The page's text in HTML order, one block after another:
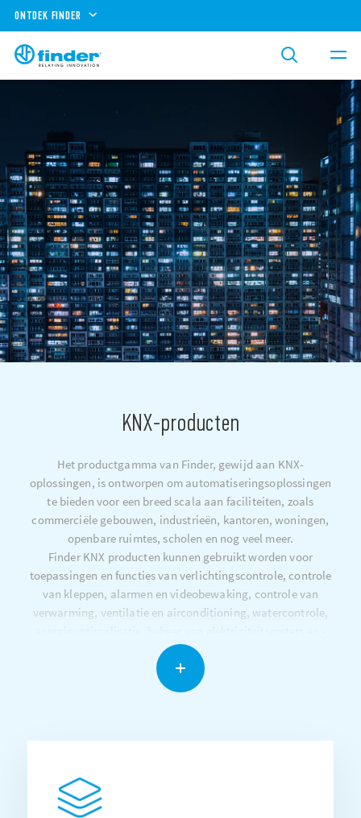
ONTDEK FINDER
KNX-producten
Het productgamma van Finder, gewijd aan KNX-
oplossingen, is ontworpen om automatiseringsoplossingen
te bieden voor een breed scala aan faciliteiten, zoals
commerciële gebouwen, industrieën, kantoren, woningen,
openbare ruimtes, scholen en nog veel meer.
Finder KNX producten kunnen gebruikt worden voor
toepassingen en functies van verlichtingscontrole, controle
van kleppen, alarmen en videobewaking, controle van
verwarming, ventilatie en airconditioning, watercontrole,
apparaten, audiosystemen.
De accessoires en apparaten die met de KNX-technologie
zijn uitgerust, garanderen een sterke betrouwbaarheid op
het milieu.
bestaande gebouwen worden geïnstalleerd, dankzij
specifieke oplossingen die zijn aangepast aan de behoeften